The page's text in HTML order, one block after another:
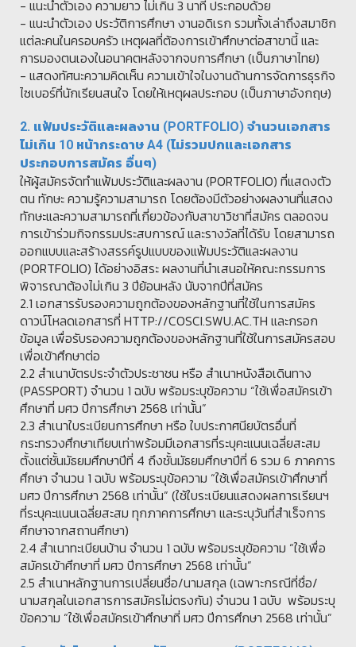
- แนะนำตัวเอง ความยาว ไม่เกิน 3 นาที ประกอบด้วย
- แนะนำตัวเอง ประวัติการศึกษา งานอดิเรก รวมทั้งเล่าถึงสมาชิก
แต่ละคนในครอบครัว เหตุผลที่ต้องการเข้าศึกษาต่อสาขานี้ และ
การมองตนเองในอนาคตหลังจากจบการศึกษา (เป็นภาษาไทย)
- แสดงทัศนะความคิดเห็น ความเข้าใจในงานด้านการจัดการธุรกิจ
ไซเบอร์ที่นักเรียนสนใจ โดยให้เหตุผลประกอบ (เป็นภาษาอังกฤษ)
2. แฟ้มประวัติและผลงาน (PORTFOLIO) จำนวนเอกสาร
ไม่เกิน 10 หน้ากระดาษ A4 (ไม่รวมปกและเอกสาร
ประกอบการสมัคร อื่นๆ)
ให้ผู้สมัครจัดทำแฟ้มประวัติและผลงาน (PORTFOLIO) ที่แสดงตัว
ตน ทักษะ ความรู้ความสามารถ โดยต้องมีตัวอย่างผลงานที่แสดง
ทักษะและความสามารถที่เกี่ยวข้องกับสาขาวิชาที่สมัคร ตลอดจน
การเข้าร่วมกิจกรรมประสบการณ์ และรางวัลที่ได้รับ โดยสามารถ
ออกแบบและสร้างสรรค์รูปแบบของแฟ้มประวัติและผลงาน
(PORTFOLIO) ได้อย่างอิสระ ผลงานที่นำเสนอให้คณะกรรมการ
พิจารณาต้องไม่เกิน 3 ปีย้อนหลัง นับจากปีที่สมัคร
2.1 เอกสารรับรองความถูกต้องของหลักฐานที่ใช้ในการสมัคร
ดาวน์โหลดเอกสารที่ HTTP://COSCI.SWU.AC.TH และกรอก
ข้อมูล เพื่อรับรองความถูกต้องของหลักฐานที่ใช้ในการสมัครสอบ
เพื่อเข้าศึกษาต่อ
2.2 สำเนาบัตรประจำตัวประชาชน หรือ สำเนาหนังสือเดินทาง
(PASSPORT) จำนวน 1 ฉบับ พร้อมระบุข้อความ “ใช้เพื่อสมัครเข้า
ศึกษาที่ มศว ปีการศึกษา 2568 เท่านั้น”
2.3 สำเนาใบระเบียนการศึกษา หรือ ใบประกาศนียบัตรอื่นที่
กระทรวงศึกษาเทียบเท่าพร้อมมีเอกสารที่ระบุคะแนนเฉลี่ยสะสม
ตั้งแต่ชั้นมัธยมศึกษาปีที่ 4 ถึงชั้นมัธยมศึกษาปีที่ 6 รวม 6 ภาคการ
ศึกษา จำนวน 1 ฉบับ พร้อมระบุข้อความ “ใช้เพื่อสมัครเข้าศึกษาที่
มศว ปีการศึกษา 2568 เท่านั้น” (ใช้ใบระเบียนแสดงผลการเรียนฯ
ที่ระบุคะแนนเฉลี่ยสะสม ทุกภาคการศึกษา และระบุวันที่สำเร็จการ
ศึกษาจากสถานศึกษา)
2.4 สำเนาทะเบียนบ้าน จำนวน 1 ฉบับ พร้อมระบุข้อความ “ใช้เพื่อ
สมัครเข้าศึกษาที่ มศว ปีการศึกษา 2568 เท่านั้น”
2.5 สำเนาหลักฐานการเปลี่ยนชื่อ/นามสกุล (เฉพาะกรณีที่ชื่อ/
นามสกุลในเอกสารการสมัครไม่ตรงกัน) จำนวน 1 ฉบับ พร้อมระบุ
ข้อความ “ใช้เพื่อสมัครเข้าศึกษาที่ มศว ปีการศึกษา 2568 เท่านั้น”